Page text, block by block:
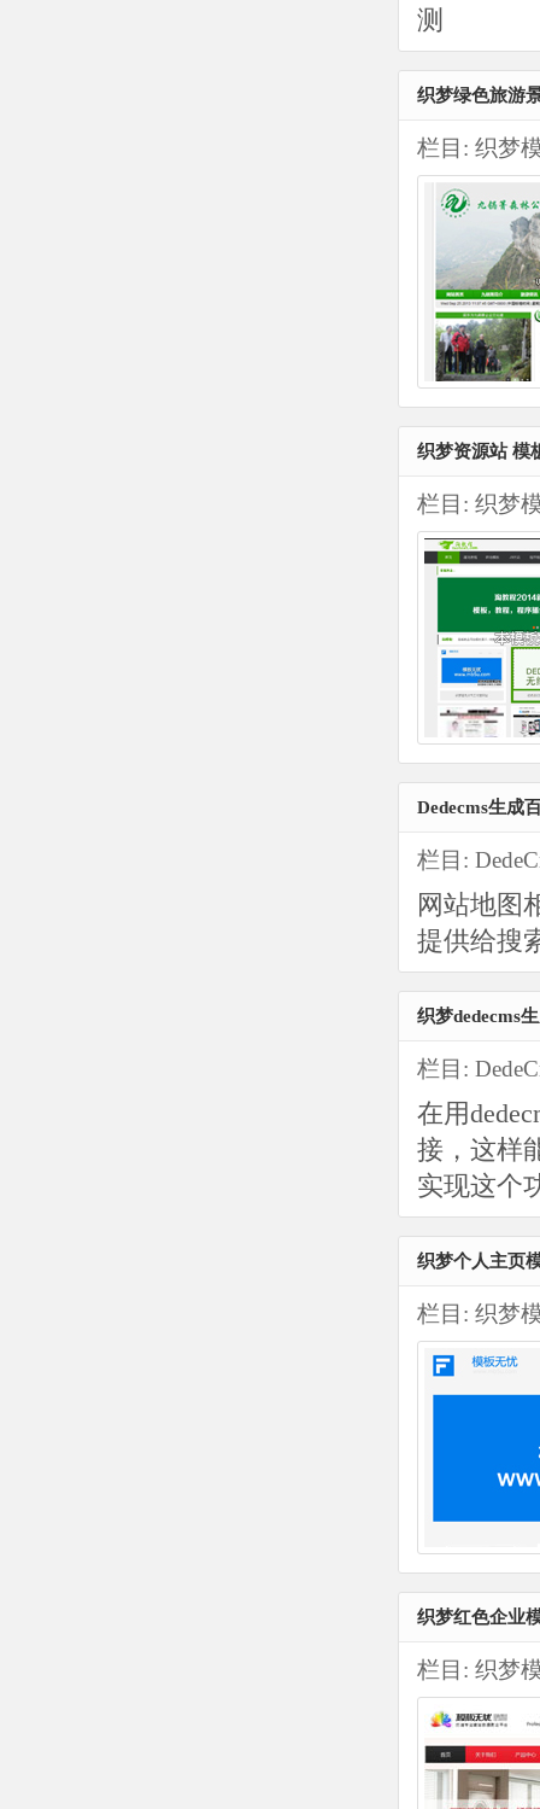
测
织梦绿色旅游
栏目: 织梦
织梦资源站 模
栏目: 织梦
Dedecms生成
栏目:
网站地图
提供给搜
织梦dedecms
栏目:
在用
接，这样
实现这个
织梦个人主页
栏目: 织梦
织梦红色企业
栏目: 织梦